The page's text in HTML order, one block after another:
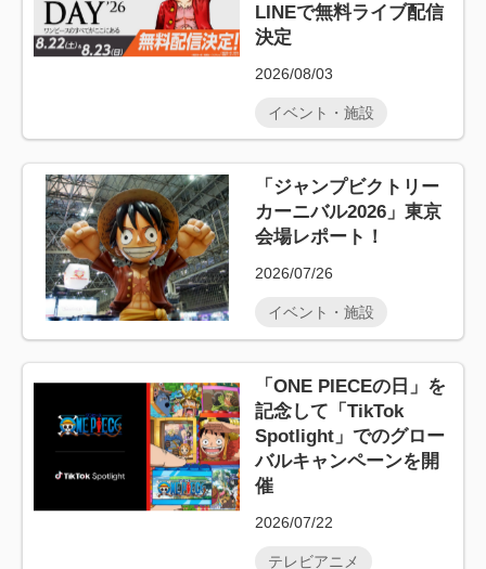
LINEで無料ライブ配信
決定
2026/08/03
イベント・施設
「ジャンプビクトリー
カーニバル2026」東京
会場レポート！
2026/07/26
イベント・施設
「ONE PIECEの日」を
記念して「TikTok
Spotlight」でのグロー
バルキャンペーンを開
催
2026/07/22
テレビアニメ